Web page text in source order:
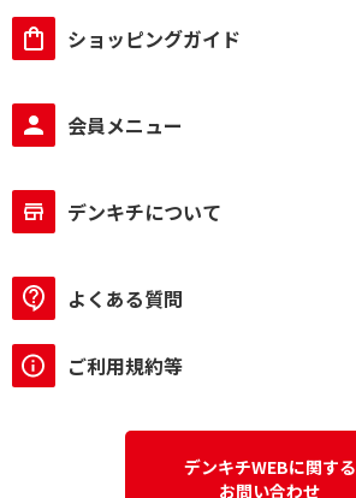
ショッピングガイド
会員メニュー
デンキチについて
よくある質問
ご利用規約等
デンキチWEBに関する
お問い合わせ